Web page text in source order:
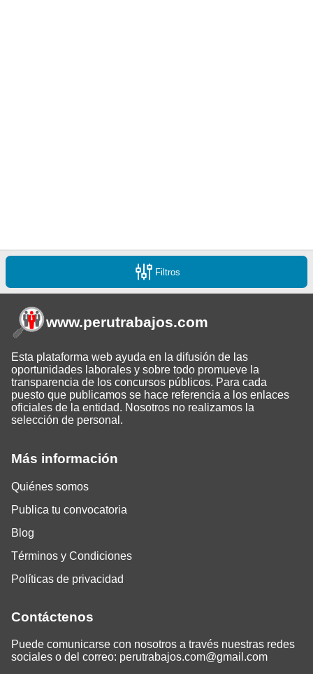
Filtros
Más información
Quiénes somos
Publica tu convocatoria
Blog
Términos y Condiciones
Políticas de privacidad
Contáctenos
Puede comunicarse con nosotros a través nuestras redes
sociales o del correo: perutrabajos.com@gmail.com
www.perutrabajos.com
Esta plataforma web ayuda en la difusión de las
oportunidades laborales y sobre todo promueve la
transparencia de los concursos públicos. Para cada
puesto que publicamos se hace referencia a los enlaces
oficiales de la entidad. Nosotros no realizamos la
selección de personal.